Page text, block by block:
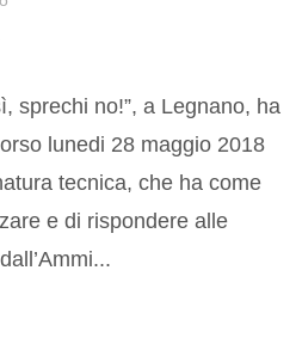
sprechi no!”, a Legnano, ha
lunedi 28 maggio 2018
tecnica, che ha come
e di rispondere alle